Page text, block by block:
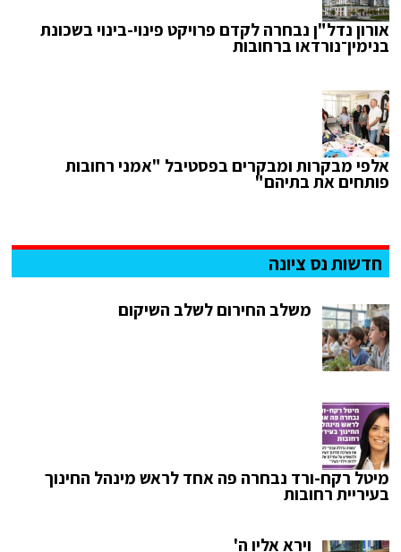
אורון נדל"ן נבחרה לקדם פרויקט פינוי-בינוי בשכונת
בנימין־נורדאו ברחובות
אלפי מבקרות ומבקרים בפסטיבל "אמני רחובות
פותחים את בתיהם"
חדשות נס ציונה
משלב החירום לשלב השיקום
מיטל רקח-ורד נבחרה פה אחד לראש מינהל החינוך
בעיריית רחובות
וירא אליו ה'